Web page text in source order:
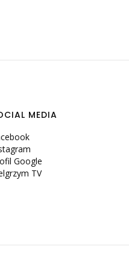
MEDIA
Google
TV